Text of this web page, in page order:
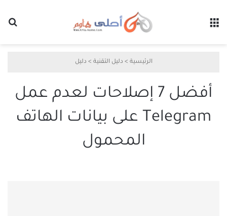
الرئيسية > دليل التقنية > دليل
أفضل 7 إصلاحات لعدم عمل
Telegram على بيانات الهاتف
المحمول